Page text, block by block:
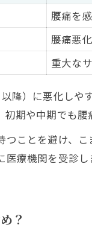
腰痛を
腰痛悪
重大な
降）に悪化し
期や中期でも
つことを避け、
療機関を受診
？